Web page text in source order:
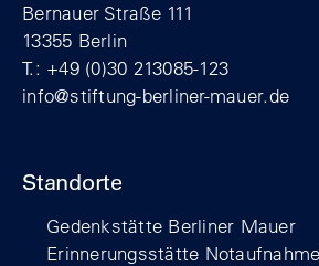
Bernauer Straße 111
13355 Berlin
T.: +49 (0)30 213085-123
info@stiftung-berliner-mauer.de
Standorte
Gedenkstätte Berliner Mauer
Erinnerungsstätte